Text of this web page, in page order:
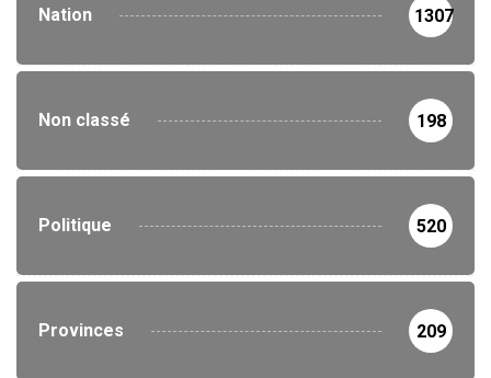
Nation 1307
Non classé 198
Politique 520
Provinces 209